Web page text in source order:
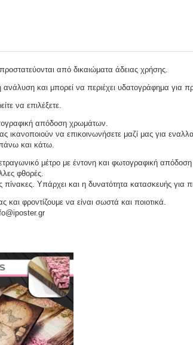
από δικαιώματα άδειας χρήσης.
και μπορεί να περιέχει υδατογράφημα για
να επιλέξετε.
απόδοση χρωμάτων.
ικανοποιούν να επικοινωνήσετε μαζί μας για
πάνω και κάτω.
μέτρο με έντονη και φωτογραφική
φθορές.
Υπάρχει και η δυνατότητα κατασκευής για
φροντίζουμε να είναι σωστά και ποιοτικά.